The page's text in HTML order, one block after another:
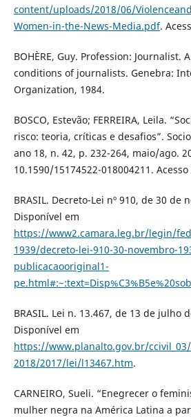
content/uploads/2018/06/
Women-in-the-News-Media.pdf.
BOHÈRE, Guy. Profession: Journalist.
conditions of journalists. Genebra:
Organization, 1984.
BOSCO, Estevão; FERREIRA, Leila.
risco: teoria, críticas e desafios”.
ano 18, n. 42, p. 232-264, maio/ago.
10.1590/15174522-018004211.
BRASIL. Decreto-Lei nº 910, de 30 de
Disponível em
https://www2.camara.leg.br/legin/
1939/decreto-lei-910-30-novembro-
publicacaooriginal1-
BRASIL. Lei n. 13.467, de 13 de julho
Disponível em
https://www.planalto.gov.br/ccivil_03/
2018/2017/lei/l13467.htm.
CARNEIRO, Sueli. “Enegrecer o
mulher negra na América Latina a